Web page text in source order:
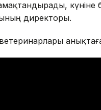
директоры.